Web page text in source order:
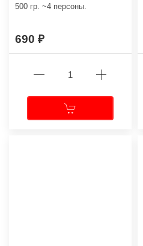
500 гр. ~4 персоны.
690